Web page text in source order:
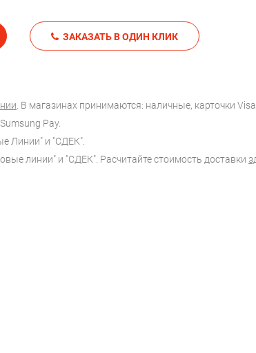
ЗАКАЗАТЬ В ОДИН КЛИК
. В магазинах принимаются: наличные, карточки
Pay.
Линии" и "СДЕК".
линии" и "СДЕК". Расчитайте стоимость доставки